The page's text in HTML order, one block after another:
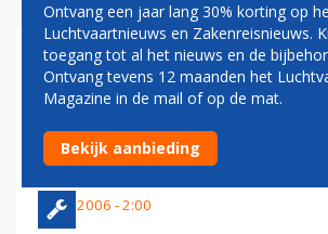
'KOMST JSF ZORGT
DUIZENDEN BANEN IN
BRABANT EN
1 juni 2006 - 2:00
Ontvang een jaar lang 30% korting op
Luchtvaartnieuws en Zakenreisnieuws.
toegang tot al het nieuws en de
Ontvang tevens 12 maanden het
Magazine in de mail of op de mat.
Bekijk aanbieding